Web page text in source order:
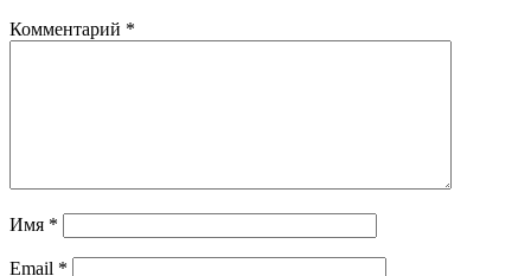
Комментарий *
Имя *
Email *